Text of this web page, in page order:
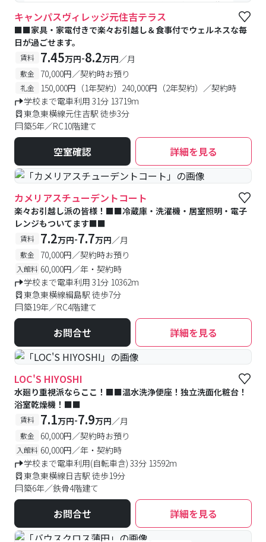
#食事付き #女性専用フロアあり #予約受付中 #空室待ち
キャンパスヴィレッジ元住吉テラス
■■家具・家電付きで楽々お引越し＆食事付でウェルネスな毎
日が過ごせます。
賃料 7.45万円-8.2万円／月
敷金 70,000円／契約時お預り
礼金
150,000円（1年契約）240,000円（2年契約）／契約時
学校まで電車利用 31分 13719m
東急東横線元住吉駅 徒歩3分
築5年／RC10階建て
空室確認 詳細を見る
カメリアスチューデントコート
楽々お引越し派の皆様！■■冷蔵庫・洗濯機・居室照明・電子
レンジもついてます■■
賃料 7.2万円-7.7万円／月
敷金 70,000円／契約時お預り
入館料 60,000円／年・契約時
学校まで電車利用 31分 10362m
東急東横線綱島駅 徒歩7分
築19年／RC4階建て
お問合せ 詳細を見る
LOC'S HIYOSHI
水廻り重視派ならここ！■■温水洗浄便座！独立洗面化粧台！
浴室乾燥機！■■
賃料 7.1万円-7.9万円／月
敷金 60,000円／契約時お預り
入館料 60,000円／年・契約時
学校まで電車利用(自転車含) 33分 13592m
東急東横線日吉駅 徒歩19分
築6年／鉄骨4階建て
お問合せ 詳細を見る